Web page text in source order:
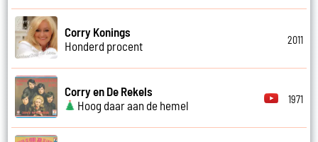
Corry Konings
Honderd procent
2011
Corry en De Rekels
Hoog daar aan de hemel
1971